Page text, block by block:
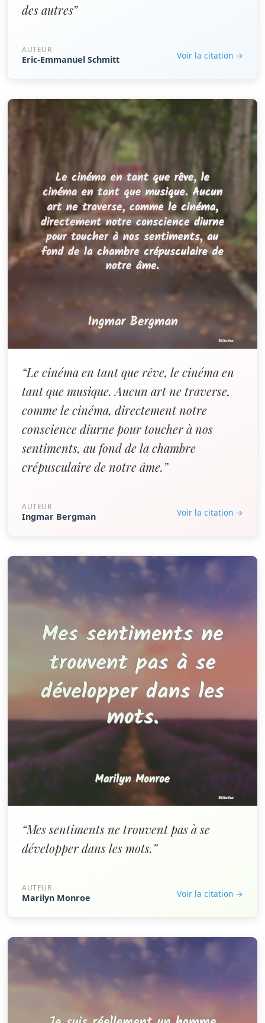
des autres”
AUTEUR
Eric-Emmanuel Schmitt Voir la citation →
“Le cinéma en tant que rêve, le cinéma en
tant que musique. Aucun art ne traverse,
comme le cinéma, directement notre
conscience diurne pour toucher à nos
sentiments, au fond de la chambre
crépusculaire de notre âme.”
AUTEUR
Ingmar Bergman Voir la citation →
“Mes sentiments ne trouvent pas à se
développer dans les mots.”
AUTEUR
Marilyn Monroe Voir la citation →